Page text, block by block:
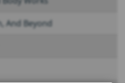
And Beyond